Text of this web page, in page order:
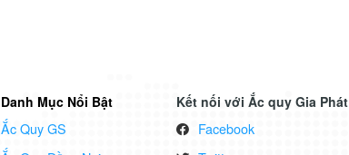
Danh Mục Nổi Bật
Ắc Quy GS
Kết nối với Ắc quy Gia Phát
Facebook